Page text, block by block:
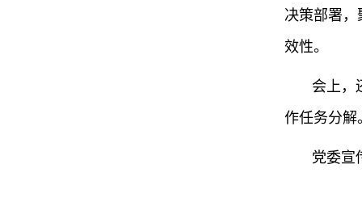
决策部署
效性。
会上，
作任务分解
党委宣